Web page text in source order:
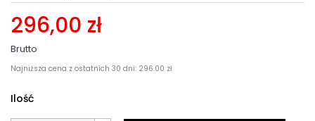
296,00 zł
Brutto
Najniższa cena z ostatnich 30 dni: 296.00 zł
Ilość